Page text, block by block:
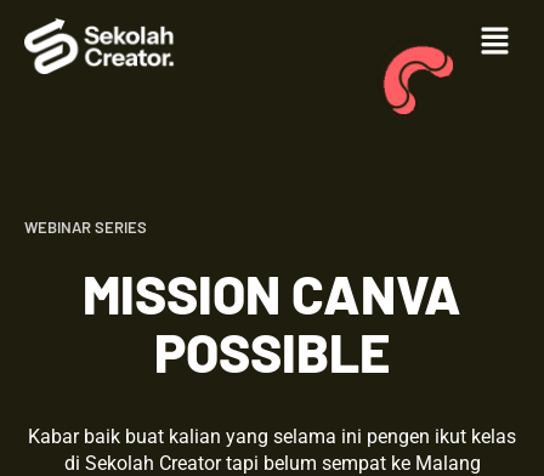
WEBINAR SERIES
MISSION CANVA
POSSIBLE
Kabar baik buat kalian yang selama ini pengen ikut kelas
di Sekolah Creator tapi belum sempat ke Malang